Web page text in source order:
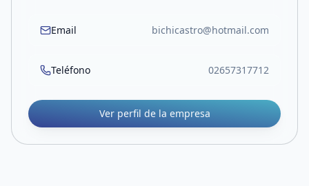
Email bichicastro@hotmail.com
Teléfono 02657317712
Ver perfil de la empresa